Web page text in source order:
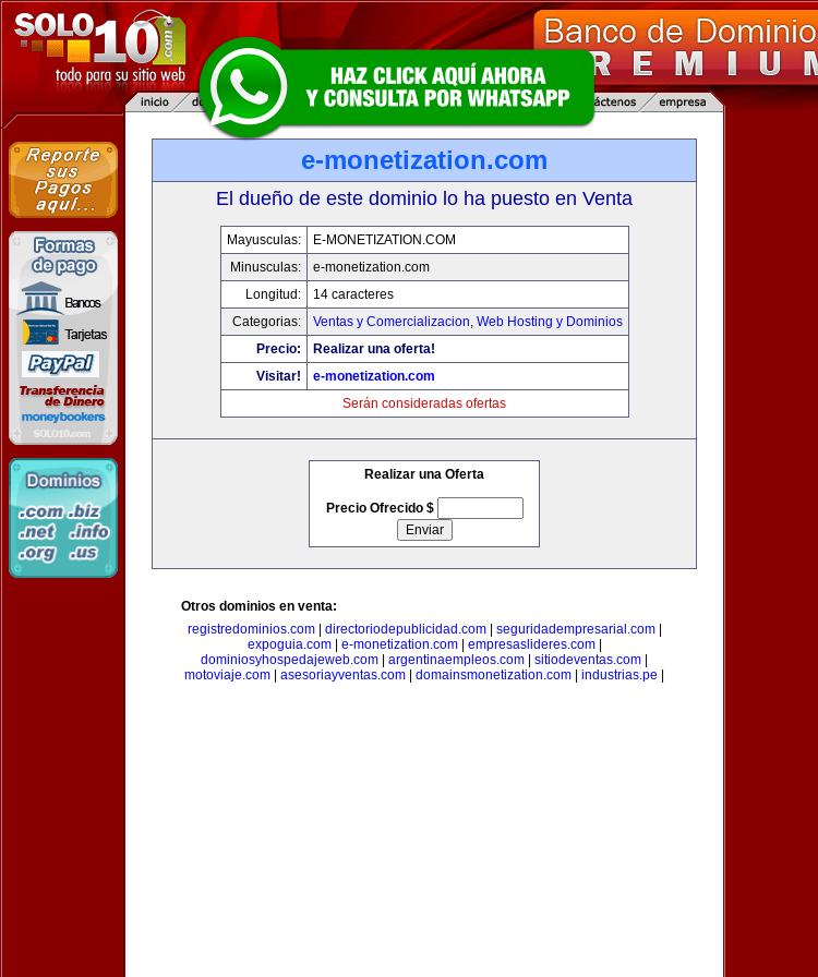
e-monetization.com
El dueño de este dominio lo ha puesto en Venta
Mayusculas:
E-MONETIZATION.COM
Minusculas:
e-monetization.com
Longitud:
14 caracteres
Categorias:
Ventas y Comercializacion, Web Hosting y Dominios
Precio:
Realizar una oferta!
Visitar!
e-monetization.com
Serán consideradas ofertas
Realizar una Oferta
Precio Ofrecido $
Otros dominios en venta:
registredominios.com| directoriodepublicidad.com| seguridadempresarial.com|
expoguia.com| e-monetization.com| empresaslideres.com|
dominiosyhospedajeweb.com
argentinaempleos.com sitiodeventas.com
motoviaje.com
asesoriayventas.com domainsmonetization.com industrias.pe